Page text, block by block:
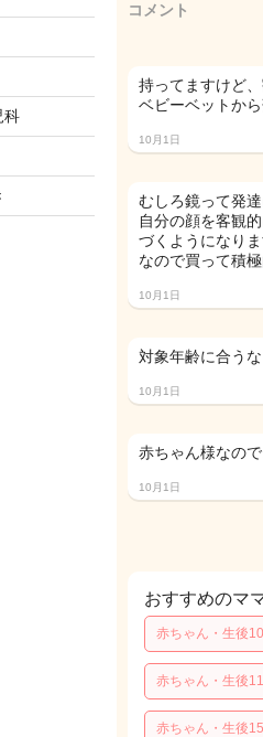
科
コメント
持ってますけど
ベビーベットか
10月1日
むしろ鏡って発
自分の顔を客観
づくようになり
なので買って積
10月1日
対象年齢に合う
10月1日
赤ちゃん様なの
10月1日
おすすめのマ
赤ちゃん・生後
赤ちゃん・生後
赤ちゃん・生後